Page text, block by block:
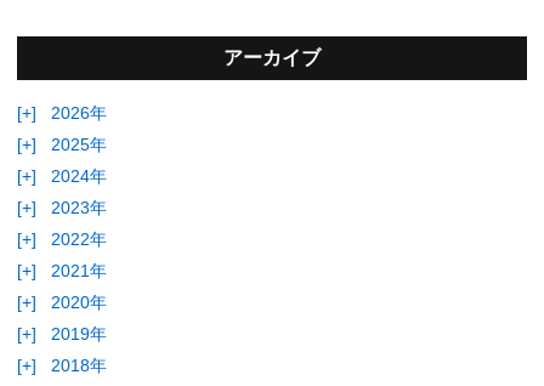
アーカイブ
[+]
2026年
[+]
2025年
[+]
2024年
[+]
2023年
[+]
2022年
[+]
2021年
[+]
2020年
[+]
2019年
[+]
2018年